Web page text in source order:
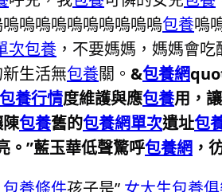
嗚嗚嗚嗚嗚嗚嗚嗚嗚嗚包養嗚
次包養 ，不要媽媽，媽媽會
生活無包養關。 &包養網
包養行情度維護與應包養用，
包養舊的包養網單次遺址包
。”藍玉華低聲驚呼包養網 ，